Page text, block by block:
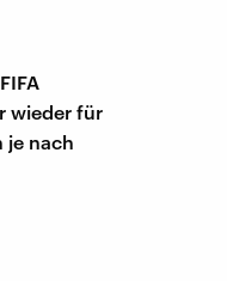
wieder für
je nach